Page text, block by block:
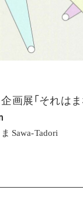
画展「それはま
Sawa-Tadori